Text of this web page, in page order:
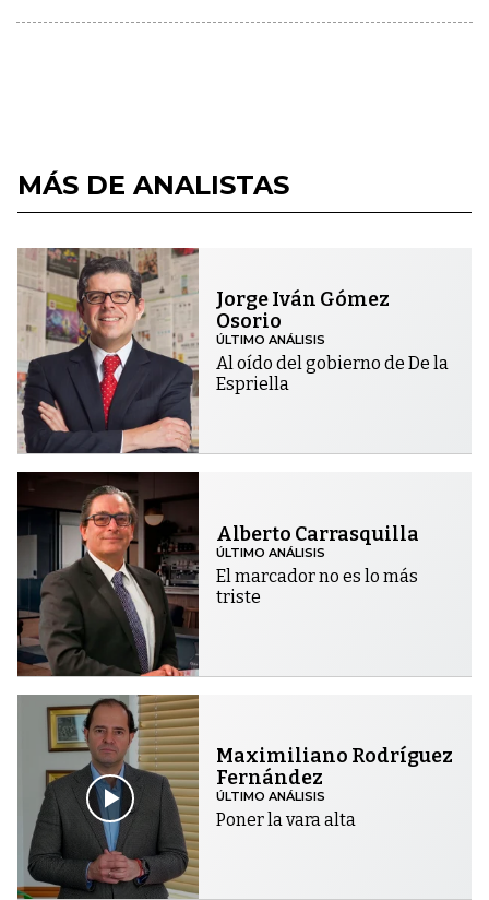
MÁS DE ANALISTAS
Jorge Iván Gómez
Osorio
ÚLTIMO ANÁLISIS
Al oído del gobierno de De la
Espriella
Alberto Carrasquilla
ÚLTIMO ANÁLISIS
El marcador no es lo más
triste
Maximiliano Rodríguez
Fernández
ÚLTIMO ANÁLISIS
Poner la vara alta